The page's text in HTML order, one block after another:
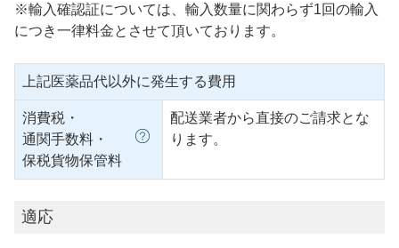
※輸入確認証については、輸入数量に関わらず1回の輸入
につき一律料金とさせて頂いております。
上記医薬品代以外に発生する費用
消費税・
通関手数料・
保税貨物保管料
配送業者から直接のご請求とな
ります。
適応